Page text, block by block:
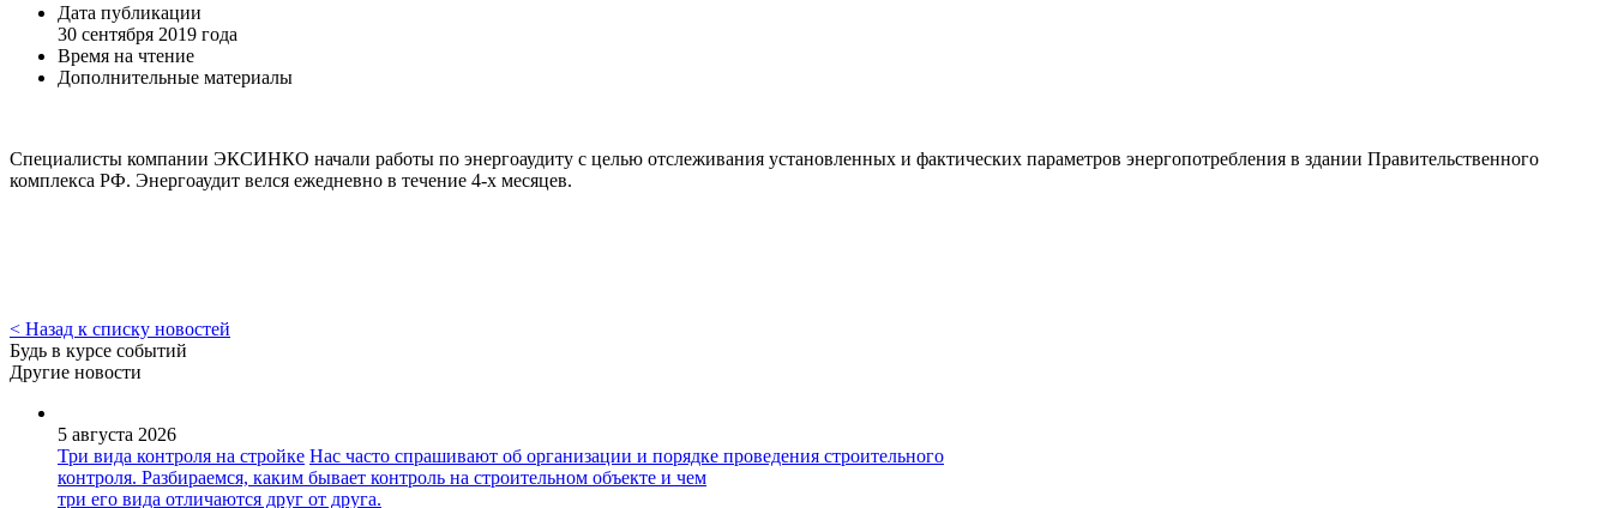
Дата публикации
30 сентября 2019 года
Время на чтение
Дополнительные материалы
Специалисты компании ЭКСИНКО начали работы по энергоаудиту с целью отслеживания установленных и фактических параметров энергопотребления в здании Правительственного
комплекса РФ. Энергоаудит велся ежедневно в течение 4-х месяцев.
< Назад к списку новостей
Будь в курсе событий
Другие новости
5 августа 2026
Три вида контроля на стройке Нас часто спрашивают об организации и порядке проведения строительного
контроля. Разбираемся, каким бывает контроль на строительном объекте и чем
три его вида отличаются друг от друга.